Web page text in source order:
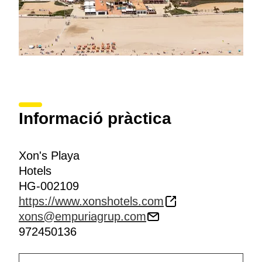
Informació pràctica
Xon's Playa
Hotels
HG-002109
https://www.xonshotels.com
xons@empuriagrup.com
972450136